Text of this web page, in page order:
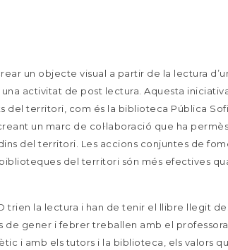
un objecte visual a partir de la lectura
activitat de post lectura. Aquesta
del territori, com és la biblioteca Pública
un marc de col·laboració que ha
del territori. Les accions conjuntes de
del territori són més efectives
trien la lectura i han de tenir el llibre llegit
de gener i febrer treballen amb el
i amb els tutors i la biblioteca, els valors